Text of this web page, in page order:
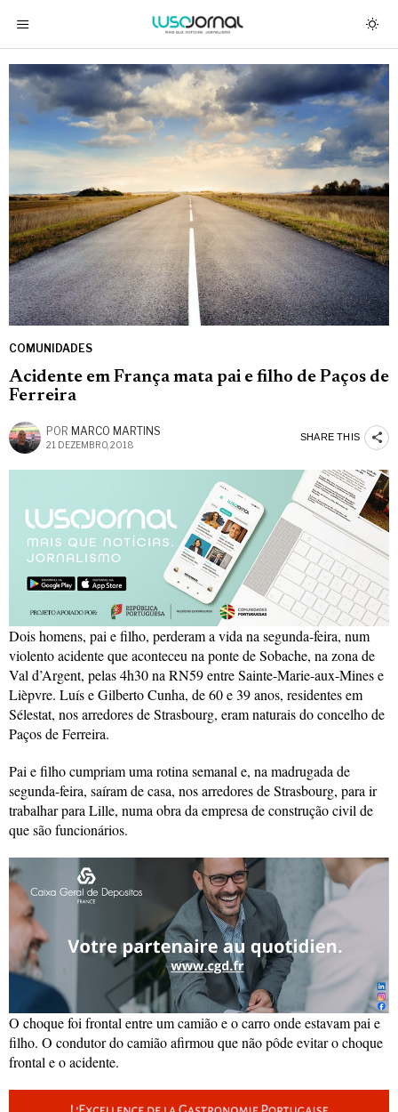
COMUNIDADES
Acidente em França mata pai e filho de Paços de
Ferreira
POR MARCO MARTINS
21 DEZEMBRO, 2018
SHARE THIS
Dois homens, pai e filho, perderam a vida na segunda-feira, num
violento acidente que aconteceu na ponte de Sobache, na zona de
Val d’Argent, pelas 4h30 na RN59 entre Sainte-Marie-aux-Mines e
Lièpvre. Luís e Gilberto Cunha, de 60 e 39 anos, residentes em
Sélestat, nos arredores de Strasbourg, eram naturais do concelho de
Paços de Ferreira.
Pai e filho cumpriam uma rotina semanal e, na madrugada de
segunda-feira, saíram de casa, nos arredores de Strasbourg, para ir
trabalhar para Lille, numa obra da empresa de construção civil de
que são funcionários.
O choque foi frontal entre um camião e o carro onde estavam pai e
filho. O condutor do camião afirmou que não pôde evitar o choque
frontal e o acidente.